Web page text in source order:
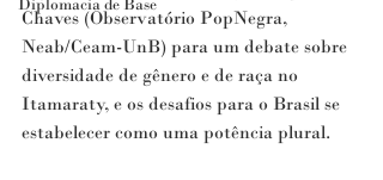
Diplomacia de Base
Chaves (Observatório PopNegra,
Neab/Ceam-UnB) para um debate sobre
diversidade de gênero e de raça no
Itamaraty, e os desafios para o Brasil se
estabelecer como uma potência plural.